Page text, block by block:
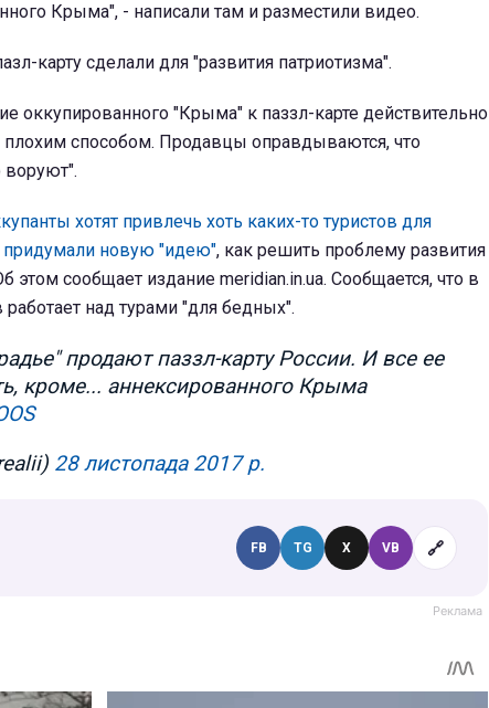
Крыма", - написали там и разместили видео.
карту сделали для "развития патриотизма".
оккупированного "Крыма" к паззл-карте действительно
способом. Продавцы оправдываются, что
воруют".
хотят привлечь хоть каких-то туристов для
придумали новую "идею", как решить проблему развития
этом сообщает издание meridian.in.ua. Сообщается, что в
над турами "для бедных".
продают паззл-карту России. И все ее
кроме... аннексированного Крыма
28 листопада 2017 р.
FB TG X VB 🔗